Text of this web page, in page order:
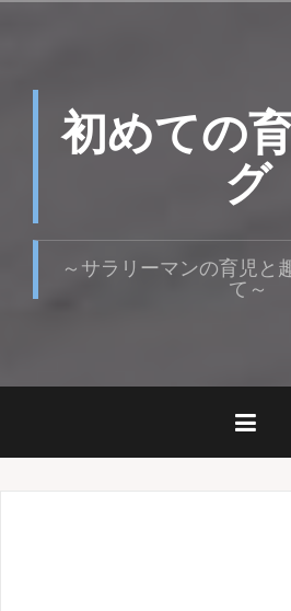
初めての
グ
～サラリーマンの育児と
て～